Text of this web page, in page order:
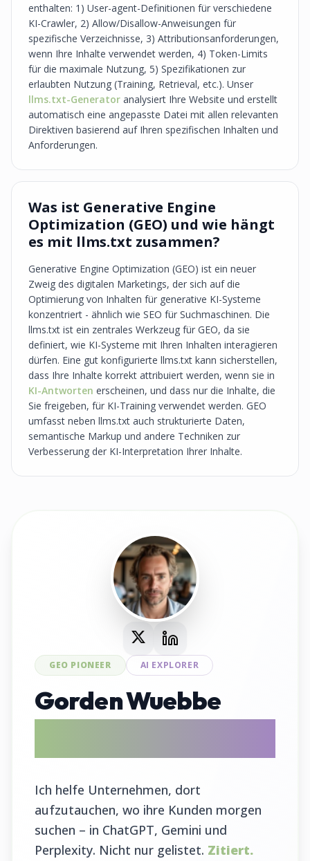
enthalten: 1) User-agent-Definitionen für verschiedene
KI-Crawler, 2) Allow/Disallow-Anweisungen für
spezifische Verzeichnisse, 3) Attributionsanforderungen,
wenn Ihre Inhalte verwendet werden, 4) Token-Limits
für die maximale Nutzung, 5) Spezifikationen zur
erlaubten Nutzung (Training, Retrieval, etc.). Unser
llms.txt-Generator analysiert Ihre Website und erstellt
automatisch eine angepasste Datei mit allen relevanten
Direktiven basierend auf Ihren spezifischen Inhalten und
Anforderungen.
Was ist Generative Engine
Optimization (GEO) und wie hängt
es mit llms.txt zusammen?
Generative Engine Optimization (GEO) ist ein neuer
Zweig des digitalen Marketings, der sich auf die
Optimierung von Inhalten für generative KI-Systeme
konzentriert - ähnlich wie SEO für Suchmaschinen. Die
llms.txt ist ein zentrales Werkzeug für GEO, da sie
definiert, wie KI-Systeme mit Ihren Inhalten interagieren
dürfen. Eine gut konfigurierte llms.txt kann sicherstellen,
dass Ihre Inhalte korrekt attribuiert werden, wenn sie in
KI-Antworten erscheinen, und dass nur die Inhalte, die
Sie freigeben, für KI-Training verwendet werden. GEO
umfasst neben llms.txt auch strukturierte Daten,
semantische Markup und andere Techniken zur
Verbesserung der KI-Interpretation Ihrer Inhalte.
GEO PIONEER AI EXPLORER
Gorden Wuebbe
Ich helfe Unternehmen, dort
aufzutauchen, wo ihre Kunden morgen
suchen – in ChatGPT, Gemini und
Perplexity. Nicht nur gelistet. Zitiert.